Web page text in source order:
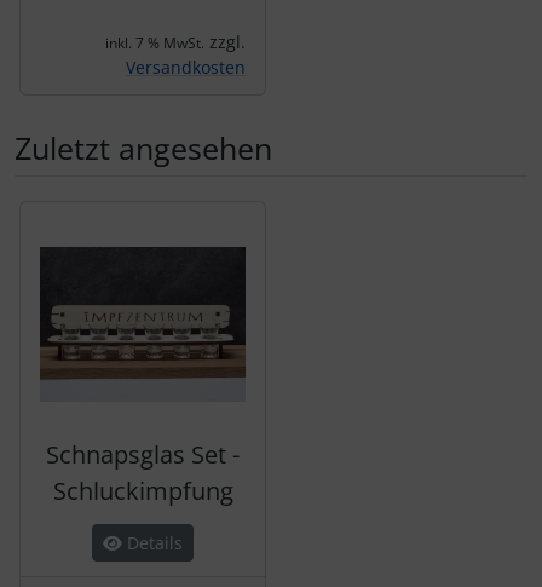
inkl. 7 % MwSt. zzgl.
Versandkosten
Zuletzt angesehen
Schnapsglas Set -
Schluckimpfung
Details